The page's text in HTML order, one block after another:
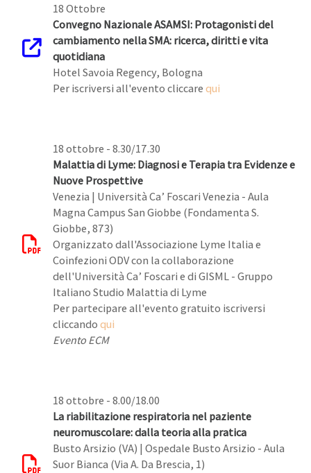
18 Ottobre
Convegno Nazionale ASAMSI: Protagonisti del
cambiamento nella SMA: ricerca, diritti e vita
quotidiana
Hotel Savoia Regency, Bologna
Per iscriversi all'evento cliccarequi
18 ottobre - 8.30/17.30
Malattia di Lyme: Diagnosi e Terapia tra Evidenze e
Nuove Prospettive
Venezia | Università Ca’ Foscari Venezia - Aula
Magna Campus San Giobbe (Fondamenta S.
Giobbe, 873)
Organizzato dall'Associazione Lyme Italia e
Coinfezioni ODV con la collaborazione
dell'Università Ca’ Foscari e di GISML - Gruppo
Italiano Studio Malattia di Lyme
Per partecipare all'evento gratuito iscriversi
cliccandoqui
Evento ECM
18 ottobre - 8.00/18.00
La riabilitazione respiratoria nel paziente
neuromuscolare: dalla teoria alla pratica
Busto Arsizio (VA) | Ospedale Busto Arsizio - Aula
Suor Bianca (Via A. Da Brescia, 1)